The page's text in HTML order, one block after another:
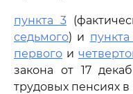
пункта 3
седьмого) и
первого и
закона от 17
трудовых пенсиях